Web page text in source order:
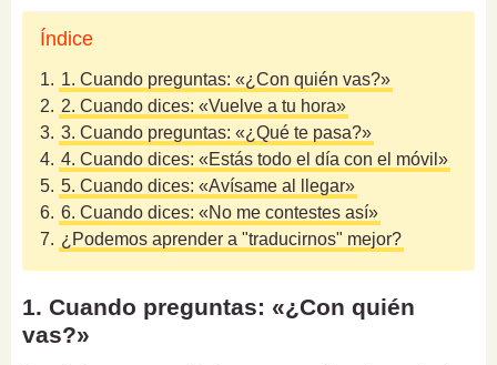
Índice
1. 1. Cuando preguntas: «¿Con quién vas?»
2. 2. Cuando dices: «Vuelve a tu hora»
3. 3. Cuando preguntas: «¿Qué te pasa?»
4. 4. Cuando dices: «Estás todo el día con el móvil»
5. 5. Cuando dices: «Avísame al llegar»
6. 6. Cuando dices: «No me contestes así»
7. ¿Podemos aprender a "traducirnos" mejor?
1. Cuando preguntas: «¿Con quién
vas?»